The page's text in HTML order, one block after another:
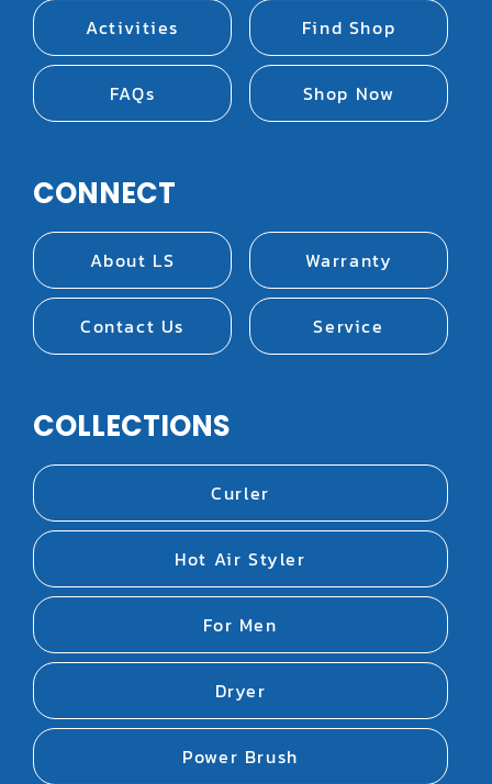
Activities
FAQs
Find Shop
Shop Now
CONNECT
About LS
Contact Us
Warranty
Service
COLLECTIONS
Curler
Hot Air Styler
For Men
Dryer
Power Brush